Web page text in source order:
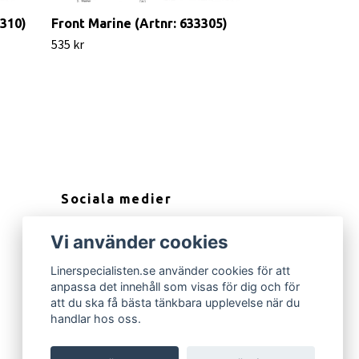
Front Marine (Artnr: 633305)
535 kr
Sociala medier
Facebook
Vi använder cookies
Linerspecialisten.se använder cookies för att
anpassa det innehåll som visas för dig och för
att du ska få bästa tänkbara upplevelse när du
handlar hos oss.